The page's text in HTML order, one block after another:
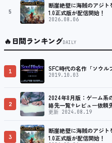
5
断崖絶壁に海賊のアジト
1.0正式版が配信開始！
2026.08.06
🔥日間ランキングDAILY
1 SFC時代の名作「ソウル
2019.10.03
2
2024年8月版：ゲーム系
絡先一覧+レビュー依頼
更新 2024.08.19
3
断崖絶壁に海賊のアジト
1.0正式版が配信開始！